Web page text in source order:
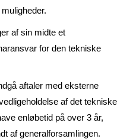
af sin midte et
for den tekniske
aftaler med eksterne
af det tekniske
enløbetid på over 3 år,
af ge­neralforsamlingen.